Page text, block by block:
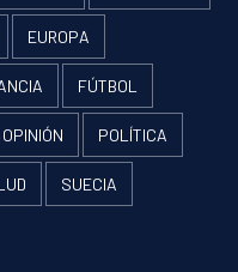
EUROPA
FÚTBOL
OPINIÓN POLÍTICA
SUECIA